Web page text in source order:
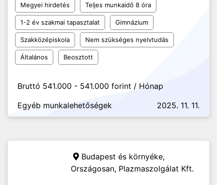
Megyei hirdetés Teljes munkaidő 8 óra
1-2 év szakmai tapasztalat Gimnázium
Szakközépiskola Nem szükséges nyelvtudás
Általános Beosztott
Bruttó 541.000 - 541.000 forint / Hónap
Egyéb munkalehetőségek
2025. 11. 11.
Budapest és környéke,
Országosan, Plazmaszolgálat Kft.